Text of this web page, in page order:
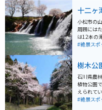
十二ヶ
小松市の
周囲には
は12本の
なります
の近くまでいけます。 滝の
くことに
意が必要
なります
ぎの音に
#絶景スポ
樹木公
石川県農
植物公園
えられて
を観るこ
#絶景スポ